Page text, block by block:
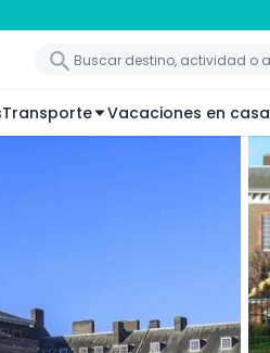
Transporte Vacaciones en casa